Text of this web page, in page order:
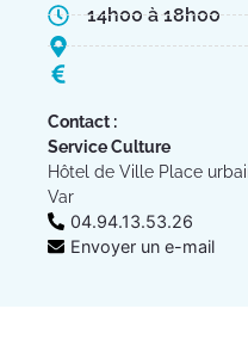
14h00 à 18h00
Contact :
Service Culture
Hôtel de Ville Place
Var
04.94.13.53.26
Envoyer un e-mail